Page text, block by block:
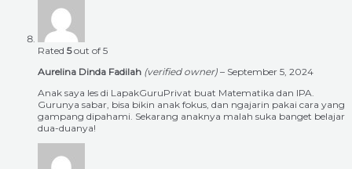
Rated 5out of 5
Aurelina Dinda Fadilah (verified owner) – September 5, 2024
Anak saya les di LapakGuruPrivat buat Matematika dan IPA.
Gurunya sabar, bisa bikin anak fokus, dan ngajarin pakai cara yang
gampang dipahami. Sekarang anaknya malah suka banget belajar
dua-duanya!